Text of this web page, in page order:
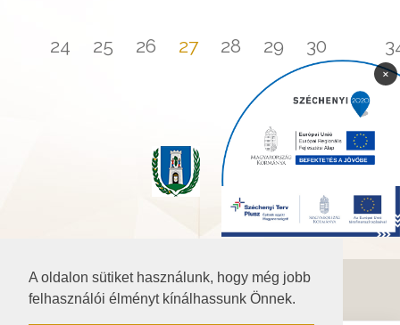
A oldalon sütiket használunk, hogy még jobb
felhasználói élményt kínálhassunk Önnek.
24 25 26 27 28 29 30
©2026 Baranya.hu
Akadálymentesítési nyilatkozat
×